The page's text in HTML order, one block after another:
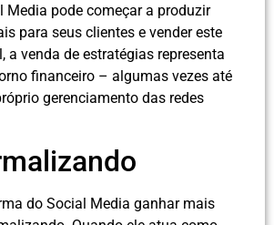
Media pode começar a produzir
para seus clientes e vender este
a venda de estratégias representa
financeiro – algumas vezes até
gerenciamento das redes
do Social Media ganhar mais